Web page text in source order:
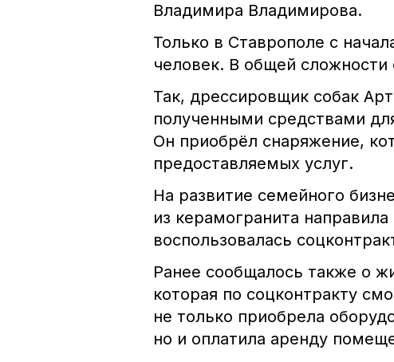
Владимира Владимирова.
Только в Ставрополе с
человек. В общей
Так, дрессировщик собак
полученными средствами
Он приобрёл снаряжение,
предоставляемых услуг.
На развитие семейного
из керамогранита
воспользовалась
Ранее сообщалось также о
которая по соцконтракту
не только приобрела
но и оплатила аренду